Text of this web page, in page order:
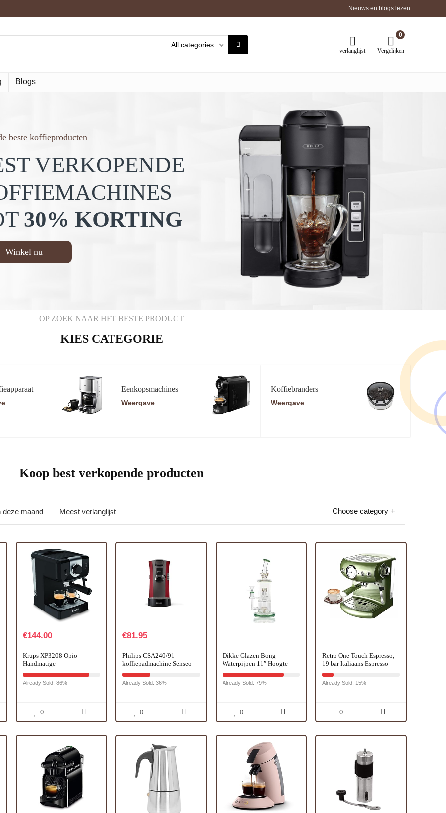
Nieuws en blogs lezen
All categories
verlanglijst
0
Vergelijken
Blogs
VERKOPENDE
30% KORTING
beste koffieproducten
Winkel nu
OP ZOEK NAAR HET BESTE PRODUCT
KIES CATEGORIE
Eenkopsmachines
Weergave
Koffiebranders
Weergave
Koop best verkopende producten
deze maand Meest verlanglijst Choose category
€144.00
Krups XP3208 Opio
Handmatige
Espressomachine – 15 bar
pompdruk – stoompijpje
voor cappuccino
Already Sold: 86%
0
€81.95
Philips CSA240/91
koffiepadmachine Senseo
Select – intens rood
Already Sold: 36%
0
Dikke Glazen Bong
Waterpijpen 11″ Hoogte
Honingraat heady Bongs
met 14mm kulho (Groen)
Already Sold: 79%
0
Retro One Touch Espresso,
19 bar Italiaans Espresso-
koffiezetapparaat met Milk
Steamer, 1.5L Watertank
voor Cappuccino, Latte,
Already Sold: 15%
0